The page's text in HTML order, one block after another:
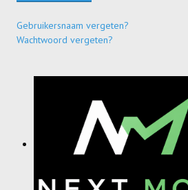
Gebruikersnaam vergeten?
Wachtwoord vergeten?